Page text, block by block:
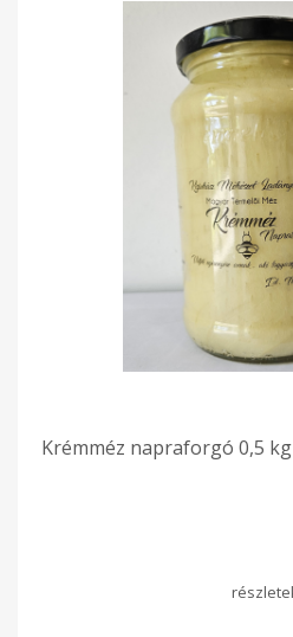
Krémméz napraforgó 0,5 kg